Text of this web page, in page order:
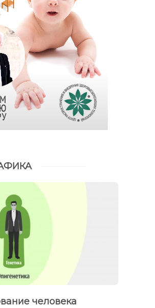
человека